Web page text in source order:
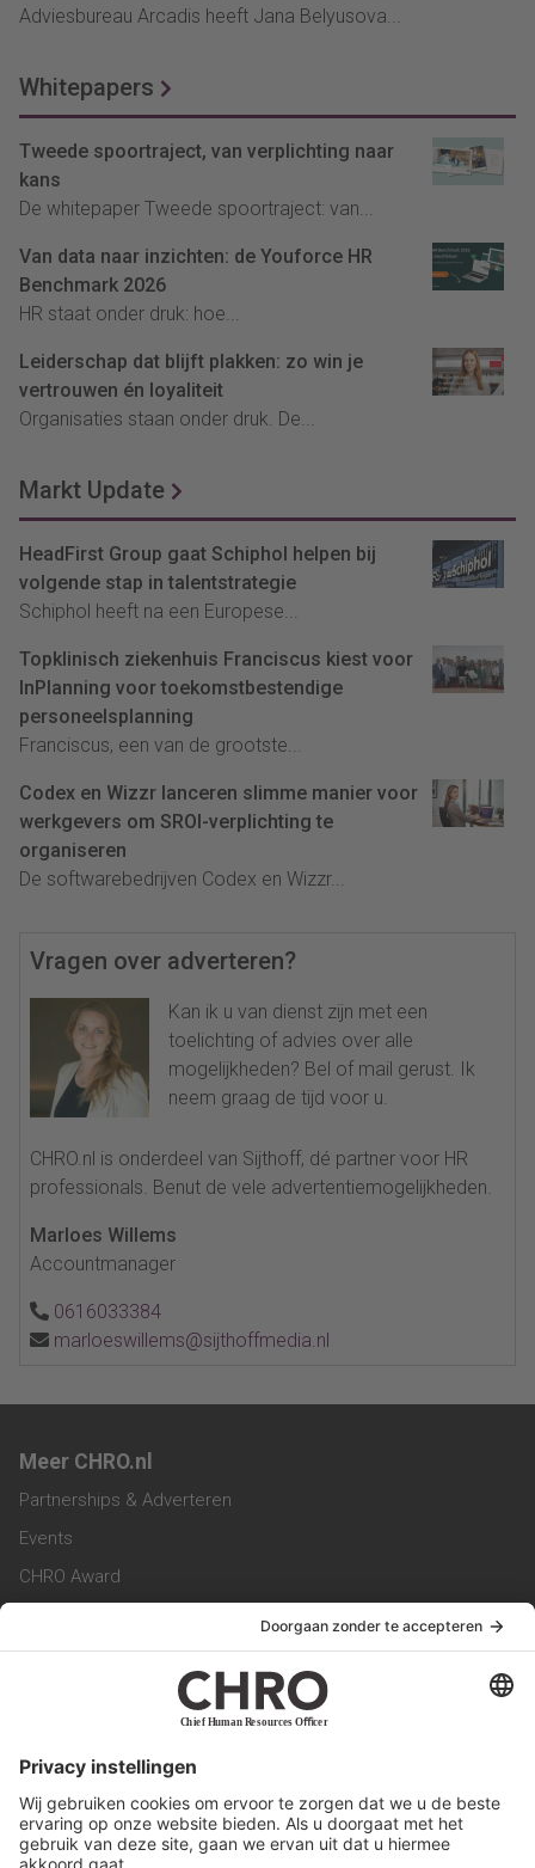
Adviesbureau Arcadis heeft Jana Belyusova...
Whitepapers
Tweede spoortraject, van verplichting naar
kans
De whitepaper Tweede spoortraject: van...
Van data naar inzichten: de Youforce HR
Benchmark 2026
HR staat onder druk: hoe...
Leiderschap dat blijft plakken: zo win je
vertrouwen én loyaliteit
Organisaties staan onder druk. De...
Markt Update
HeadFirst Group gaat Schiphol helpen bij
volgende stap in talentstrategie
Schiphol heeft na een Europese...
Topklinisch ziekenhuis Franciscus kiest voor
InPlanning voor toekomstbestendige
personeelsplanning
Franciscus, een van de grootste...
Codex en Wizzr lanceren slimme manier voor
werkgevers om SROI-verplichting te
organiseren
De softwarebedrijven Codex en Wizzr...
Vragen over adverteren?
Kan ik u van dienst zijn met een
toelichting of advies over alle
mogelijkheden? Bel of mail gerust. Ik
neem graag de tijd voor u.
CHRO.nl is onderdeel van Sijthoff, dé partner voor HR
professionals. Benut de vele advertentiemogelijkheden.
Marloes Willems
Accountmanager
0616033384
marloeswillems@sijthoffmedia.nl
Meer CHRO.nl
Partnerships & Adverteren
Events
CHRO Award
CHRO Magazine
Service & Contact
Werken bij ons
Privacy Statement
Algemene Voorwaarden